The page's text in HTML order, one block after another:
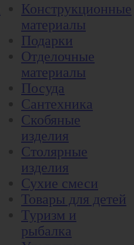
Конструкционные
материалы
Подарки
Отделочные
материалы
Посуда
Сантехника
Скобяные
изделия
Столярные
изделия
Сухие смеси
Товары для детей
Туризм и
рыбалка